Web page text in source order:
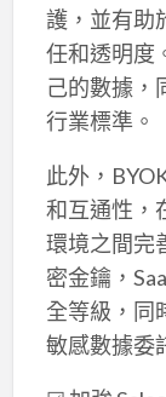
護，並有助
任和透明度
己的數據，
行業標準。
此外，
和互通性，
環境之間完
密金鑰，
全等級，同
敏感數據委